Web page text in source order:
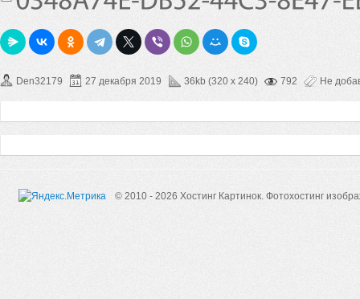
Den32179 27 декабря 2019 36kb (320 x 240) 792 Не
© 2010 - 2026 Хостинг Картинок. Фотохостинг